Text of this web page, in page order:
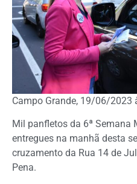
Campo Grande, 19/06/2023
Mil panfletos da 6ª
entregues na manhã desta
cruzamento da Rua 14 de
Pena.